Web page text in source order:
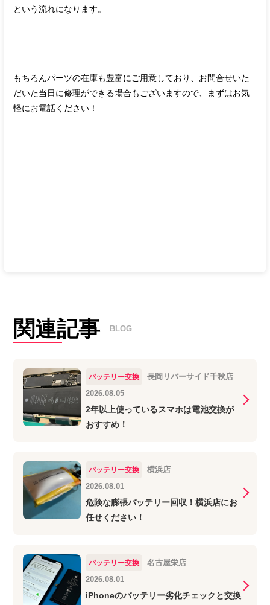
という流れになります。
もちろんパーツの在庫も豊富にご用意しており、お問合せいた
だいた当日に修理ができる場合もございますので、まずはお気
軽にお電話ください！
関連記事 BLOG
バッテリー交換
長岡リバーサイド千秋店
2026.08.05
2年以上使っているスマホは電池交換が
おすすめ！
バッテリー交換
横浜店
2026.08.01
危険な膨張バッテリー回収！横浜店にお
任せください！
バッテリー交換
名古屋栄店
2026.08.01
iPhoneのバッテリー劣化チェックと交換